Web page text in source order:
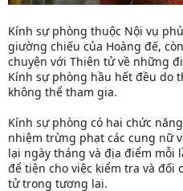
Kính sự phòng thuộc Nội vụ
giường chiếu của Hoàng đế,
chuyện với Thiên tử về những
Kính sự phòng hầu hết đều do
không thể tham gia.
Kính sự phòng có hai chức
nhiệm trừng phạt các cung nữ
lại ngày tháng và địa điểm mỗi
để tiện cho việc kiểm tra và
tử trong tương lai.